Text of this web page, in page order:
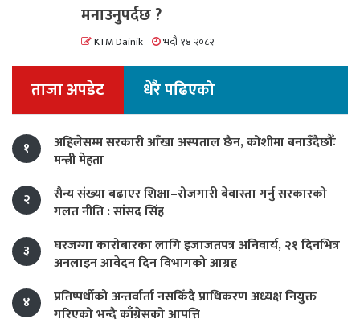
मनाउनुपर्दछ ?
KTM Dainik भदौ १४ २०८२
ताजा अपडेट धेरै पढिएको
१
अहिलेसम्म सरकारी आँखा अस्पताल छैन, कोशीमा बनाउँदैछौँः
मन्त्री मेहता
२
सैन्य संख्या बढाएर शिक्षा–रोजगारी बेवास्ता गर्नु सरकारको
गलत नीति : सांसद सिंह
३
घरजग्गा कारोबारका लागि इजाजतपत्र अनिवार्य, २१ दिनभित्र
अनलाइन आवेदन दिन विभागको आग्रह
४
प्रतिष्पर्धीको अन्तर्वार्ता नसकिँदै प्राधिकरण अध्यक्ष नियुक्त
गरिएको भन्दै काँग्रेसको आपत्ति